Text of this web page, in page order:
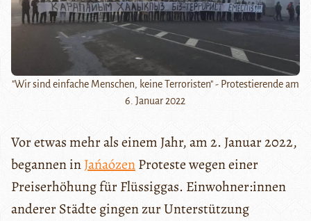
"Wir sind einfache Menschen, keine Terroristen" - Protestierende am
6. Januar 2022
Vor etwas mehr als einem Jahr, am 2. Januar 2022,
begannen inJańaózenProteste wegen einer
Preiserhöhung für Flüssiggas. Einwohner:innen
anderer Städte gingen zur Unterstützung